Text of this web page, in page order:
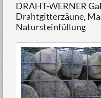
DRAHT-WERNER
Drahtgitterzäune,
Natursteinfüllung